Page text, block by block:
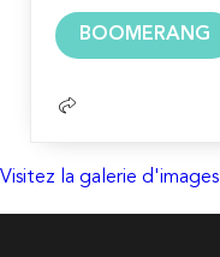
BOOMERANG
Visitez la galerie d'images